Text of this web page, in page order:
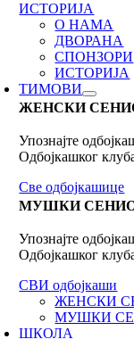
ИСТОРИЈА
О НАМА
ДВОРАНА
СПОНЗОРИ
ИСТОРИЈА
ТИМОВИ
ЖЕНСКИ
Упознајте
Одбојкашког
Све одбојкашице
МУШКИ
Упознајте
Одбојкашког
СВИ одбојкаши
ЖЕНСКИ
МУШКИ
ШКОЛА